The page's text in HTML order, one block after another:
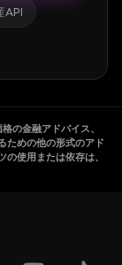
API
の金融アドバイス、
ための他の形式のアド
使用または依存は、